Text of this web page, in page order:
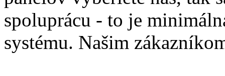
spoluprácu - to je
systému. Našim